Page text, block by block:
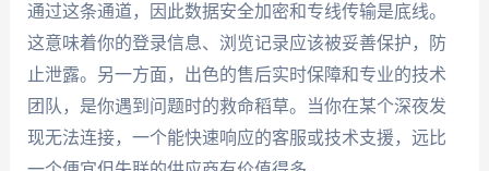
通过这条通道，因此数据安全加密和专线传输是底线。
这意味着你的登录信息、浏览记录应该被妥善保护，防
止泄露。另一方面，出色的售后实时保障和专业的技术
团队，是你遇到问题时的救命稻草。当你在某个深夜发
现无法连接，一个能快速响应的客服或技术支援，远比